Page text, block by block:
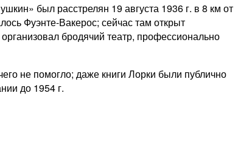
был расстрелян 19 августа 1936 г. в 8 км от
Фуэнте-Вакерос; сейчас там открыт
бродячий театр, профессионально
не помогло; даже книги Лорки были публично
до 1954 г.